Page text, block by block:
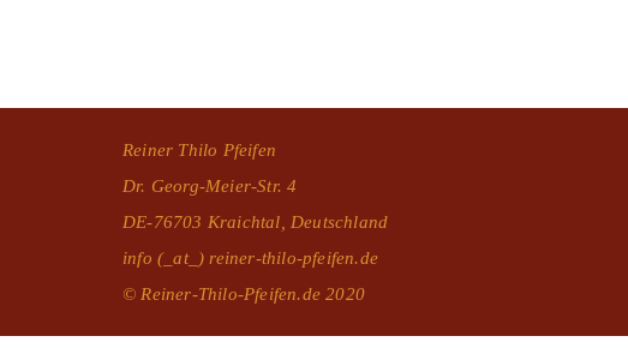
Reiner Thilo Pfeifen
Dr. Georg-Meier-Str. 4
DE-76703 Kraichtal, Deutschland
info (_at_) reiner-thilo-pfeifen.de
© Reiner-Thilo-Pfeifen.de 2020